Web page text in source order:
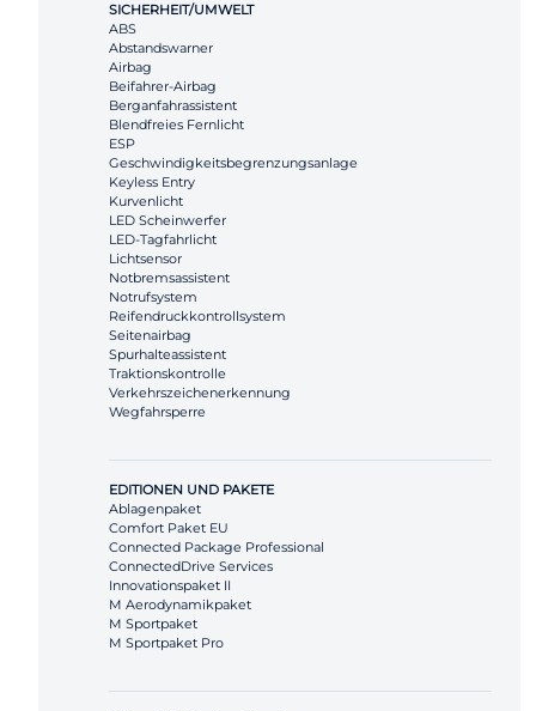
SICHERHEIT/UMWELT
ABS
Abstandswarner
Airbag
Beifahrer-Airbag
Berganfahrassistent
Blendfreies Fernlicht
ESP
Geschwindigkeitsbegrenzungsanlage
Keyless Entry
Kurvenlicht
LED Scheinwerfer
LED-Tagfahrlicht
Lichtsensor
Notbremsassistent
Notrufsystem
Reifendruckkontrollsystem
Seitenairbag
Spurhalteassistent
Traktionskontrolle
Verkehrszeichenerkennung
Wegfahrsperre
EDITIONEN UND PAKETE
Ablagenpaket
Comfort Paket EU
Connected Package Professional
ConnectedDrive Services
Innovationspaket II
M Aerodynamikpaket
M Sportpaket
M Sportpaket Pro